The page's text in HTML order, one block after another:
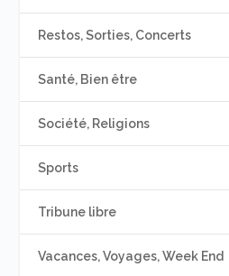
Restos, Sorties, Concerts
Santé, Bien être
Société, Religions
Sports
Tribune libre
Vacances, Voyages, Week End